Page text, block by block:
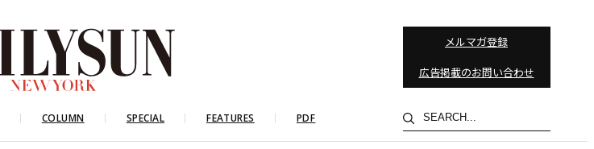
メルマガ登録
広告掲載のお問い合わせ
COLUMN SPECIAL FEATURES PDF
検
索